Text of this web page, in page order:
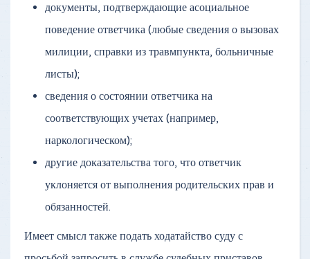
документы, подтверждающие асоциальное
поведение ответчика (любые сведения о вызовах
милиции, справки из травмпункта, больничные
листы);
сведения о состоянии ответчика на
соответствующих учетах (например,
наркологическом);
другие доказательства того, что ответчик
уклоняется от выполнения родительских прав и
обязанностей.
Имеет смысл также подать ходатайство суду с